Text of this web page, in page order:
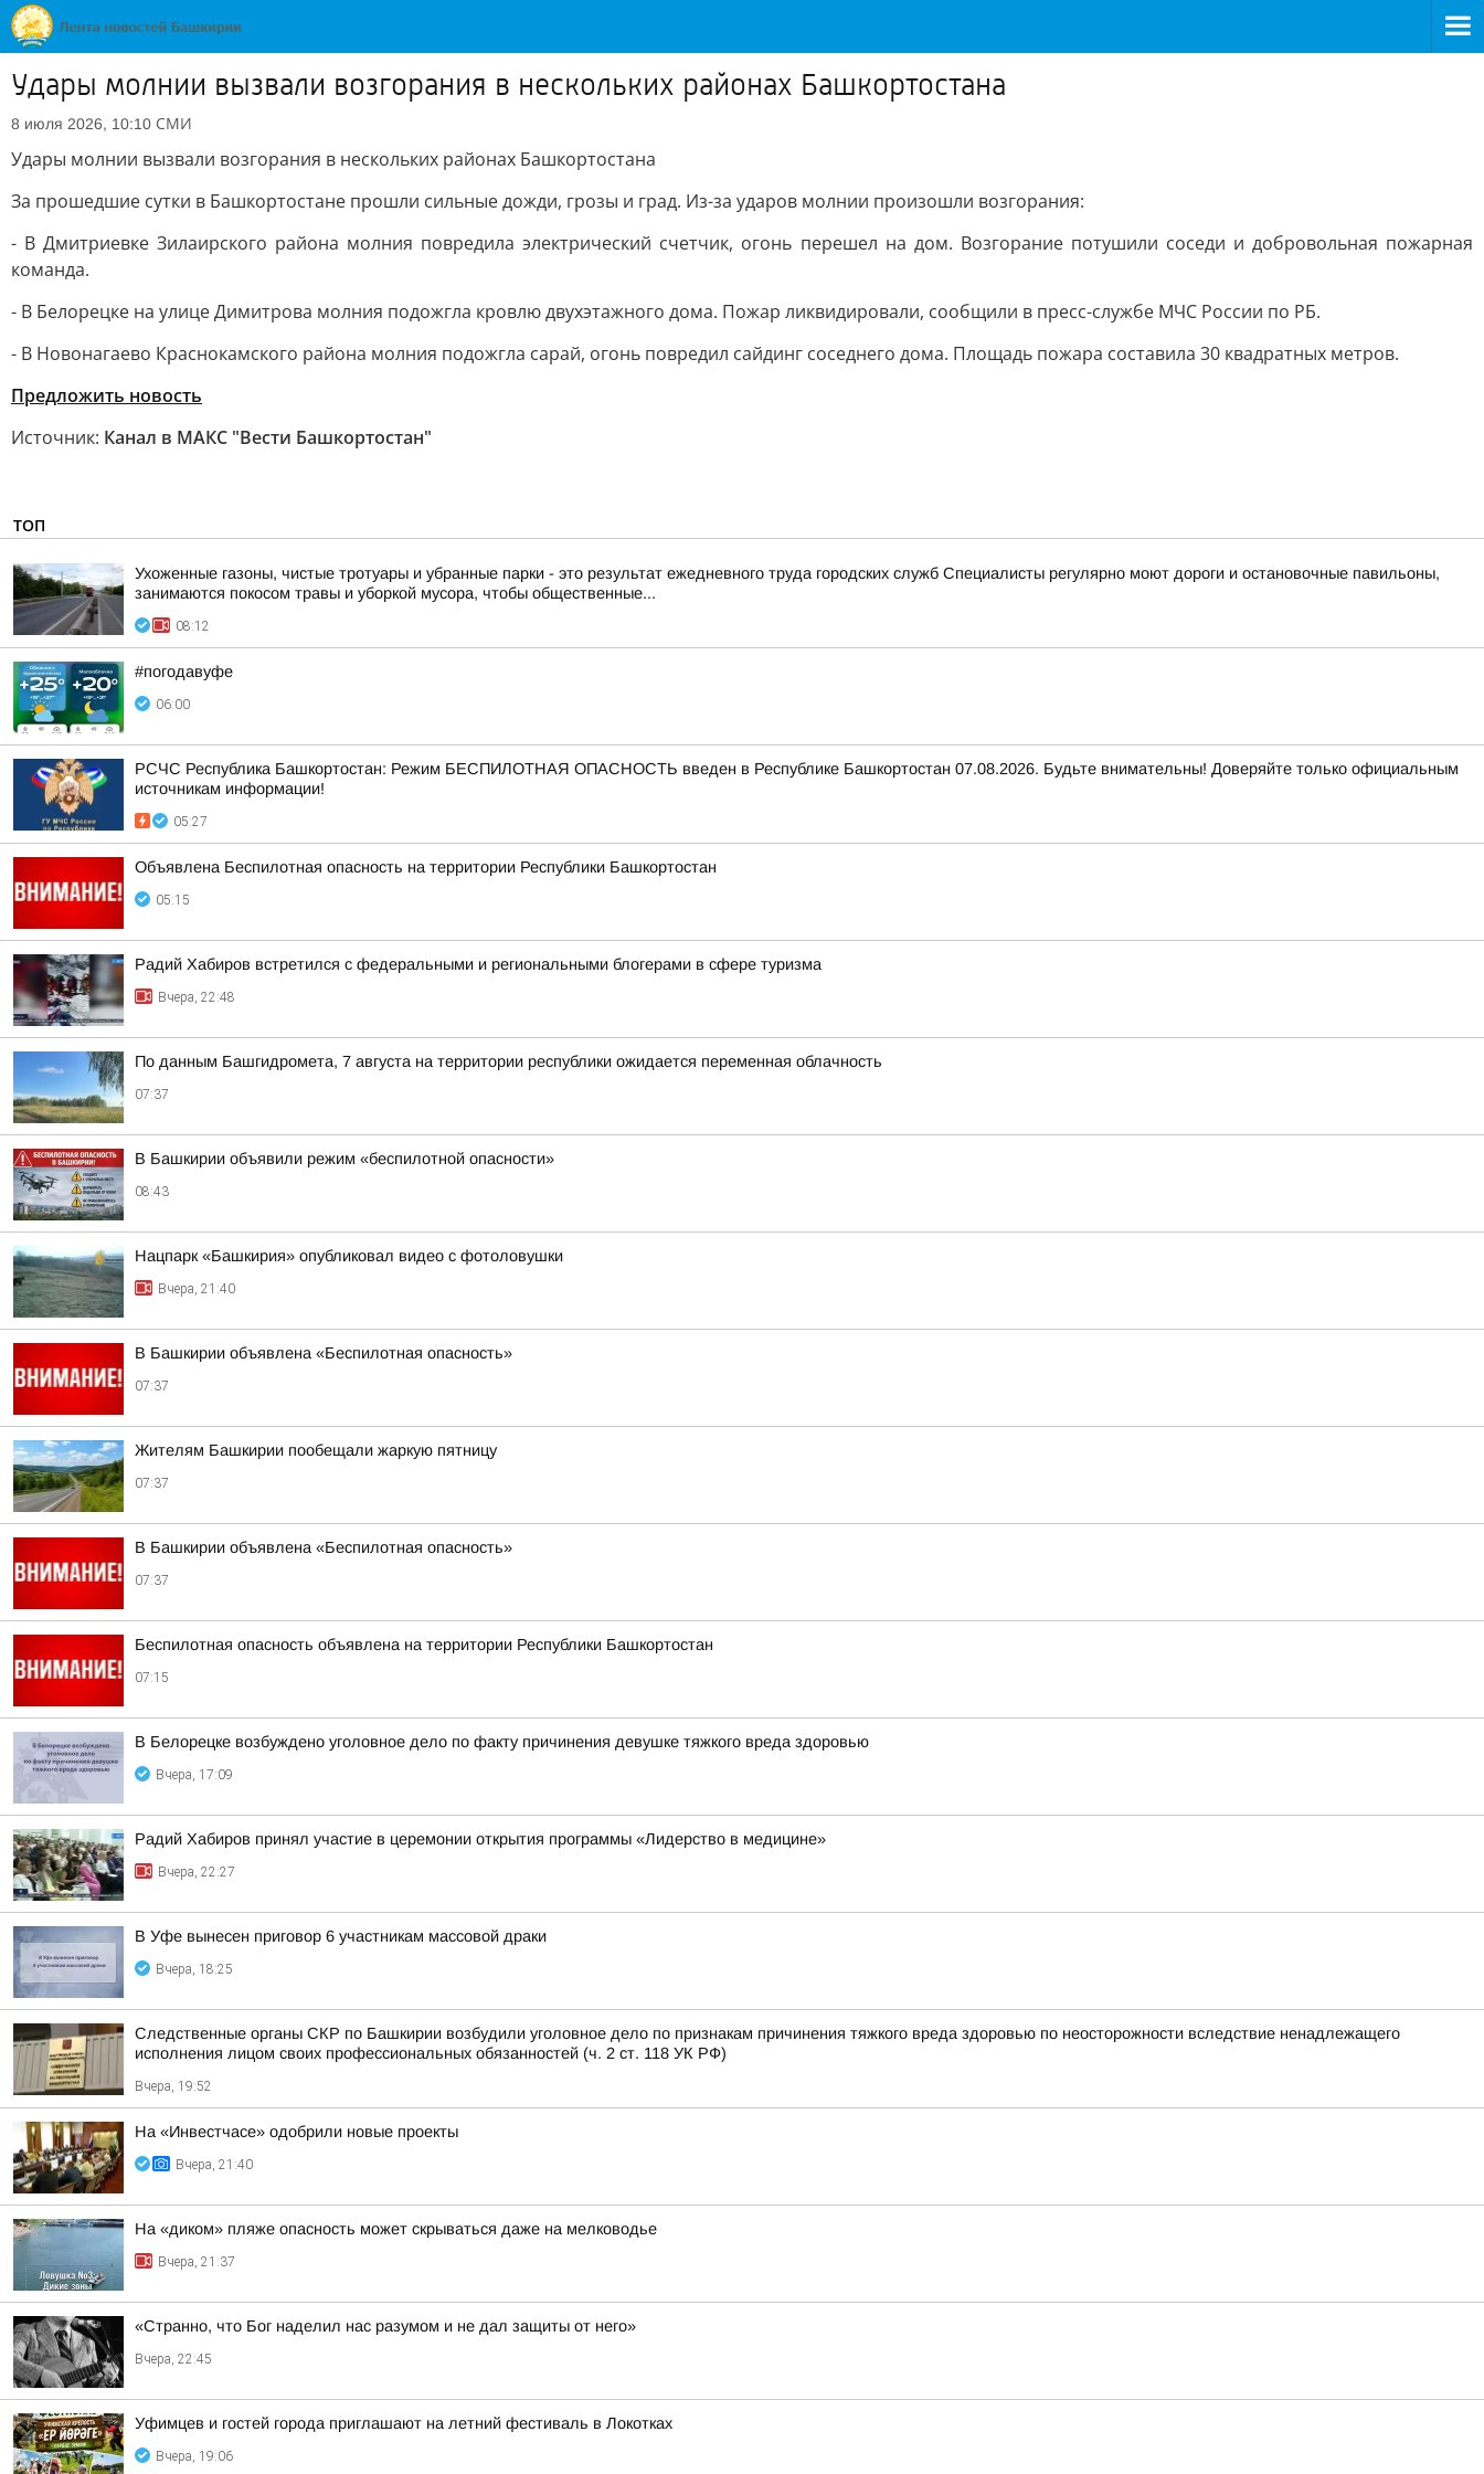
Удары молнии вызвали возгорания в нескольких районах Башкортостана
8 июля 2026, 10:10 СМИ
Удары молнии вызвали возгорания в нескольких районах Башкортостана
За прошедшие сутки в Башкортостане прошли сильные дожди, грозы и град. Из-за ударов молнии произошли возгорания:
- В Дмитриевке Зилаирского района молния повредила электрический счетчик, огонь перешел на дом. Возгорание потушили соседи и добровольная пожарная
команда.
- В Белорецке на улице Димитрова молния подожгла кровлю двухэтажного дома. Пожар ликвидировали, сообщили в пресс-службе МЧС России по РБ.
- В Новонагаево Краснокамского района молния подожгла сарай, огонь повредил сайдинг соседнего дома. Площадь пожара составила 30 квадратных метров.
Предложить новость
Источник: Канал в МАКС "Вести Башкортостан"
ТОП
Ухоженные газоны, чистые тротуары и убранные парки - это результат ежедневного труда городских служб Специалисты регулярно моют дороги и остановочные павильоны,
занимаются покосом травы и уборкой мусора, чтобы общественные...
08:12
#погодавуфе
06:00
РСЧС Республика Башкортостан: Режим БЕСПИЛОТНАЯ ОПАСНОСТЬ введен в Республике Башкортостан 07.08.2026. Будьте внимательны! Доверяйте только официальным
источникам информации!
05:27
Объявлена Беспилотная опасность на территории Республики Башкортостан
05:15
Радий Хабиров встретился с федеральными и региональными блогерами в сфере туризма
Вчера, 22:48
По данным Башгидромета, 7 августа на территории республики ожидается переменная облачность
07:37
В Башкирии объявили режим «беспилотной опасности»
08:43
Нацпарк «Башкирия» опубликовал видео с фотоловушки
Вчера, 21:40
В Башкирии объявлена «Беспилотная опасность»
07:37
Жителям Башкирии пообещали жаркую пятницу
07:37
В Башкирии объявлена «Беспилотная опасность»
07:37
Беспилотная опасность объявлена на территории Республики Башкортостан
07:15
В Белорецке возбуждено уголовное дело по факту причинения девушке тяжкого вреда здоровью
Вчера, 17:09
Радий Хабиров принял участие в церемонии открытия программы «Лидерство в медицине»
Вчера, 22:27
В Уфе вынесен приговор 6 участникам массовой драки
Вчера, 18:25
Следственные органы СКР по Башкирии возбудили уголовное дело по признакам причинения тяжкого вреда здоровью по неосторожности вследствие ненадлежащего
исполнения лицом своих профессиональных обязанностей (ч. 2 ст. 118 УК РФ)
Вчера, 19:52
На «Инвестчасе» одобрили новые проекты
Вчера, 21:40
На «диком» пляже опасность может скрываться даже на мелководье
Вчера, 21:37
«Странно, что Бог наделил нас разумом и не дал защиты от него»
Вчера, 22:45
Уфимцев и гостей города приглашают на летний фестиваль в Локотках
Вчера, 19:06